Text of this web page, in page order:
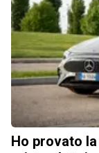
Ho provato